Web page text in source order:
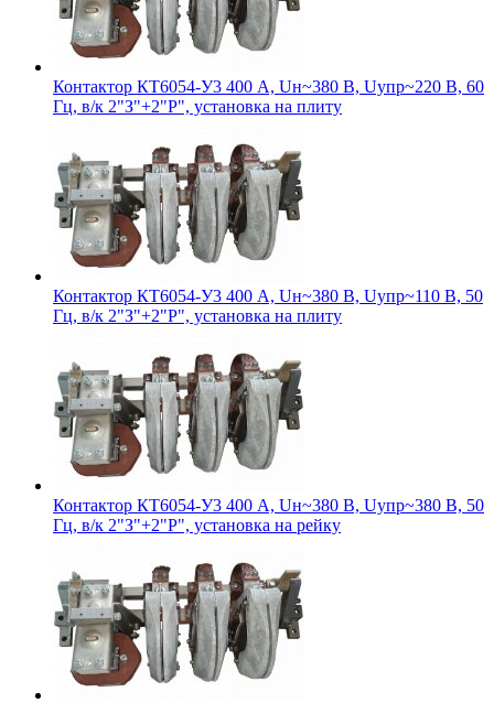
Контактор КТ6054-У3 400 А, Uн~380 В, Uупр~220 В, 60
Гц, в/к 2"З"+2"Р", установка на плиту
Контактор КТ6054-У3 400 А, Uн~380 В, Uупр~110 В, 50
Гц, в/к 2"З"+2"Р", установка на плиту
Контактор КТ6054-У3 400 А, Uн~380 В, Uупр~380 В, 50
Гц, в/к 2"З"+2"Р", установка на рейку